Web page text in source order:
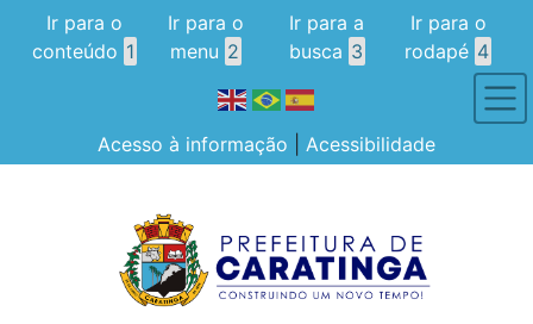
Ir para o
conteúdo 1
Ir para o
menu 2
Ir para a
busca 3
Ir para o
rodapé 4
Acesso à informação Acessibilidade